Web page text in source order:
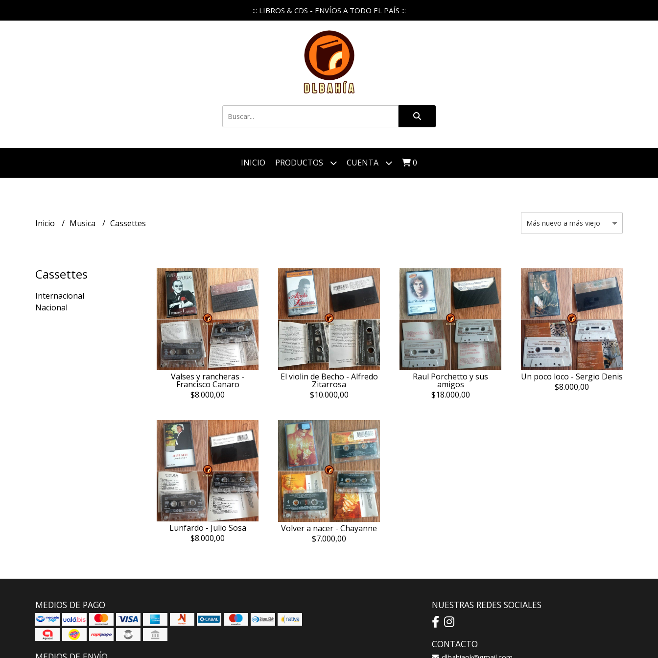
::: LIBROS & CDS - ENVÍOS A TODO EL PAÍS :::
INICIO PRODUCTOS CUENTA 0
Inicio Musica Cassettes
Cassettes
Internacional
Nacional
Valses y rancheras -
Francisco Canaro
$8.000,00
El violin de Becho - Alfredo
Zitarrosa
$10.000,00
Raul Porchetto y sus
amigos
$18.000,00
Un poco loco - Sergio Denis
$8.000,00
Lunfardo - Julio Sosa
$8.000,00
Volver a nacer - Chayanne
$7.000,00
MEDIOS DE PAGO NUESTRAS REDES SOCIALES
CONTACTO